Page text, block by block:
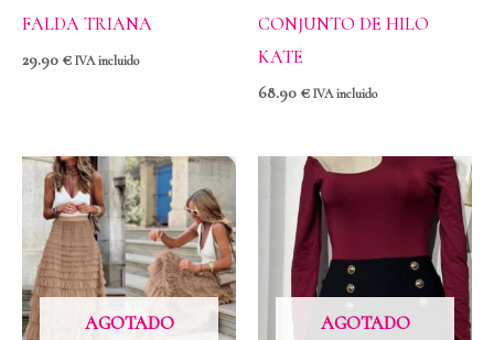
FALDA TRIANA
29.90 € IVA incluido
CONJUNTO DE HILO
KATE
68.90 € IVA incluido
AGOTADO AGOTADO